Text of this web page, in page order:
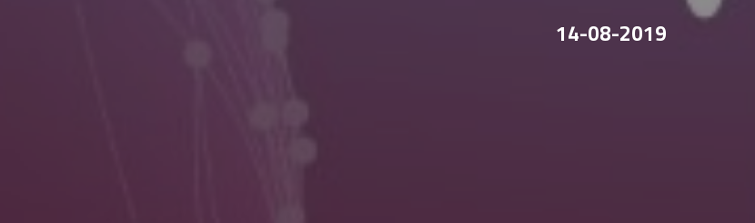
14-08-2019